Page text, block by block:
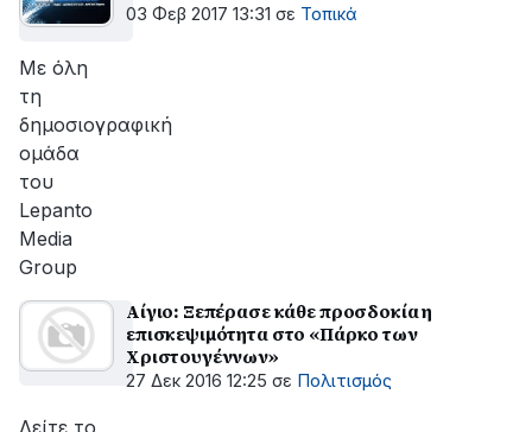
03 Φεβ 2017 13:31 σε Τοπικά
Με όλη
τη
δημοσιογραφική
ομάδα
του
Lepanto
Media
Group
Αίγιο: Ξεπέρασε κάθε προσδοκία η
επισκεψιμότητα στο «Πάρκο των
Χριστουγέννων»
27 Δεκ 2016 12:25 σε Πολιτισμός
Δείτε το